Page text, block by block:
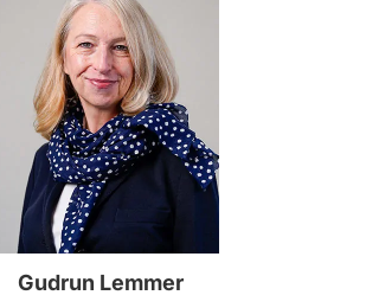
Gudrun Lemmer